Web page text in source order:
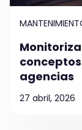
agencias
27 abril, 2026